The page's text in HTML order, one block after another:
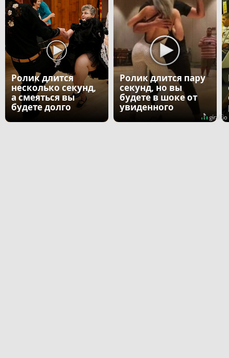
Ролик длится
несколько секунд,
а смеяться вы
будете долго
Ролик длится пару
секунд, но вы
будете в шоке от
увиденного